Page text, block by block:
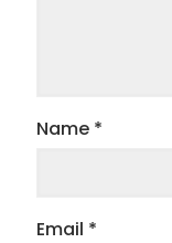
Name *
Email *